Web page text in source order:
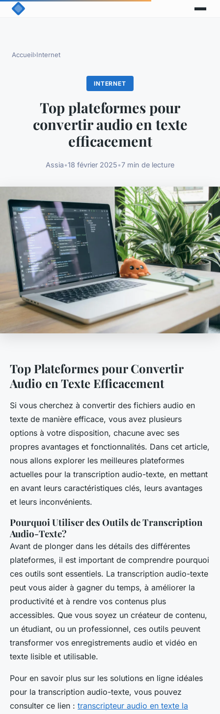
Accueil›Internet
INTERNET
Top plateformes pour
convertir audio en texte
efficacement
Assia•18 février 2025•7 min de lecture
Top Plateformes pour Convertir
Audio en Texte Efficacement
Si vous cherchez à convertir des fichiers audio en
texte de manière efficace, vous avez plusieurs
options à votre disposition, chacune avec ses
propres avantages et fonctionnalités. Dans cet article,
nous allons explorer les meilleures plateformes
actuelles pour la transcription audio-texte, en mettant
en avant leurs caractéristiques clés, leurs avantages
et leurs inconvénients.
Pourquoi Utiliser des Outils de Transcription
Audio-Texte?
Avant de plonger dans les détails des différentes
plateformes, il est important de comprendre pourquoi
ces outils sont essentiels. La transcription audio-texte
peut vous aider à gagner du temps, à améliorer la
productivité et à rendre vos contenus plus
accessibles. Que vous soyez un créateur de contenu,
un étudiant, ou un professionnel, ces outils peuvent
transformer vos enregistrements audio et vidéo en
texte lisible et utilisable.
Pour en savoir plus sur les solutions en ligne idéales
pour la transcription audio-texte, vous pouvez
consulter ce lien : transcripteur audio en texte la